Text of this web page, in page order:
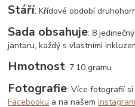
Stáří: Křídové období
Sada obsahuje: 8
jantaru, každý s vlastními
Hmotnost: 7.10 gramu
Fotografie: Více fotografií
Facebooku a na našem